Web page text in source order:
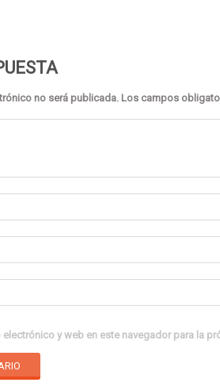
no será publicada. Los campos
y web en este navegador para la